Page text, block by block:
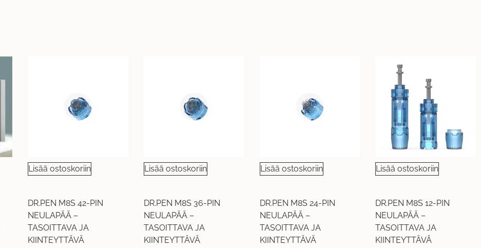
Lisää ostoskoriin
DR.PEN M8S 42-PIN
NEULAPÄÄ –
TASOITTAVA JA
KIINTEYTTÄVÄ
Lisää ostoskoriin
DR.PEN M8S 36-PIN
NEULAPÄÄ –
TASOITTAVA JA
KIINTEYTTÄVÄ
Lisää ostoskoriin
DR.PEN M8S 24-PIN
NEULAPÄÄ –
TASOITTAVA JA
KIINTEYTTÄVÄ
Lisää ostoskoriin
DR.PEN M8S 12-PIN
NEULAPÄÄ –
TASOITTAVA JA
KIINTEYTTÄVÄ